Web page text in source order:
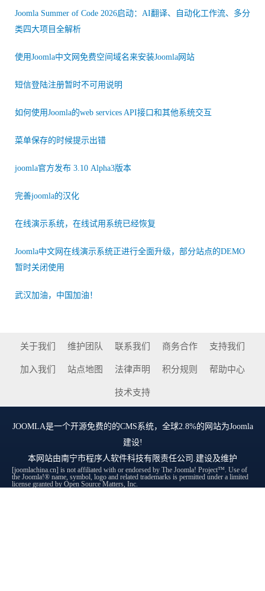
Joomla Summer of Code 2026启动：AI翻译、自动化工作流、多分
类四大项目全解析
使用Joomla中文网免费空间域名来安装Joomla网站
短信登陆注册暂时不可用说明
如何使用Joomla的web services API接口和其他系统交互
菜单保存的时候提示出错
joomla官方发布 3.10 Alpha3版本
完善joomla的汉化
在线演示系统，在线试用系统已经恢复
Joomla中文网在线演示系统正进行全面升级，部分站点的DEMO
暂时关闭使用
武汉加油，中国加油！
关于我们 维护团队 联系我们 商务合作 支持我们
加入我们 站点地图 法律声明 积分规则 帮助中心
技术支持
JOOMLA是一个开源免费的的CMS系统，全球2.8%的网站为Joomla
建设!
本网站由南宁市程序人软件科技有限责任公司 .建设及维护
[joomlachina.cn] is not affiliated with or endorsed by The Joomla! Project™. Use of
the Joomla!® name, symbol, logo and related trademarks is permitted under a limited
license granted by Open Source Matters, Inc.